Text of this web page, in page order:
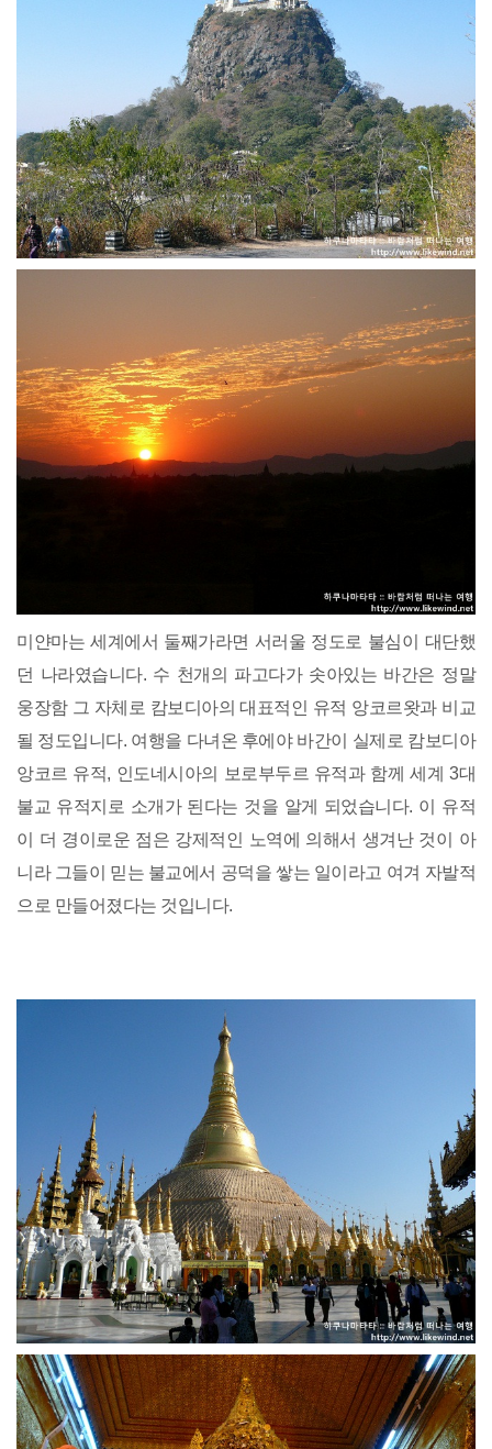
미얀마는 세계에서 둘째가라면 서러울 정도로 불심이 대단했
던 나라였습니다. 수 천개의 파고다가 솟아있는 바간은 정말
웅장함 그 자체로 캄보디아의 대표적인 유적 앙코르왓과 비교
될 정도입니다. 여행을 다녀온 후에야 바간이 실제로 캄보디아
앙코르 유적, 인도네시아의 보로부두르 유적과 함께 세계 3대
불교 유적지로 소개가 된다는 것을 알게 되었습니다. 이 유적
이 더 경이로운 점은 강제적인 노역에 의해서 생겨난 것이 아
니라 그들이 믿는 불교에서 공덕을 쌓는 일이라고 여겨 자발적
으로 만들어졌다는 것입니다.